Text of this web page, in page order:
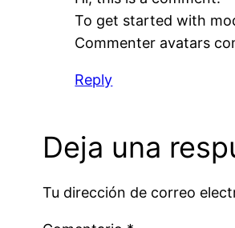
To get started with
Commenter avatars
Reply
Deja una
Tu dirección de correo